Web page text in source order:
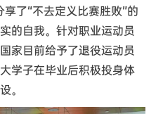
了“不去定义比赛胜败”的
的自我。针对职业运动员
家目前给予了退役运动员
学子在毕业后积极投身体
。